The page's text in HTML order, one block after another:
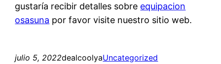
gustaría recibir detalles sobre equipacion
osasuna por favor visite nuestro sitio web.
julio 5, 2022dealcoolyaUncategorized